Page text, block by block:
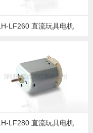
LF260 直流玩具电机
LF280 直流玩具电机